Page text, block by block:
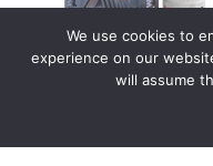
We use cookies to
experience on our
will assume